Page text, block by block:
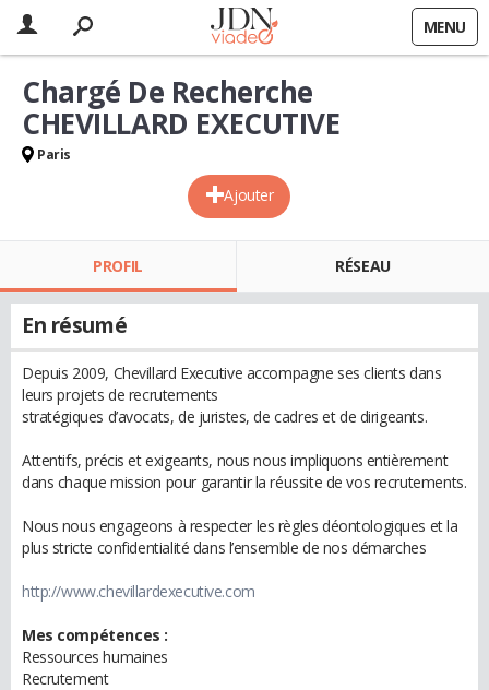
MENU
Ajouter
Chargé De Recherche
CHEVILLARD EXECUTIVE
Paris
PROFIL RÉSEAU
En résumé
Depuis 2009, Chevillard Executive accompagne ses clients dans
leurs projets de recrutements
stratégiques d’avocats, de juristes, de cadres et de dirigeants.
Attentifs, précis et exigeants, nous nous impliquons entièrement
dans chaque mission pour garantir la réussite de vos recrutements.
Nous nous engageons à respecter les règles déontologiques et la
plus stricte confidentialité dans l’ensemble de nos démarches
http://www.chevillardexecutive.com
Mes compétences :
Ressources humaines
Recrutement